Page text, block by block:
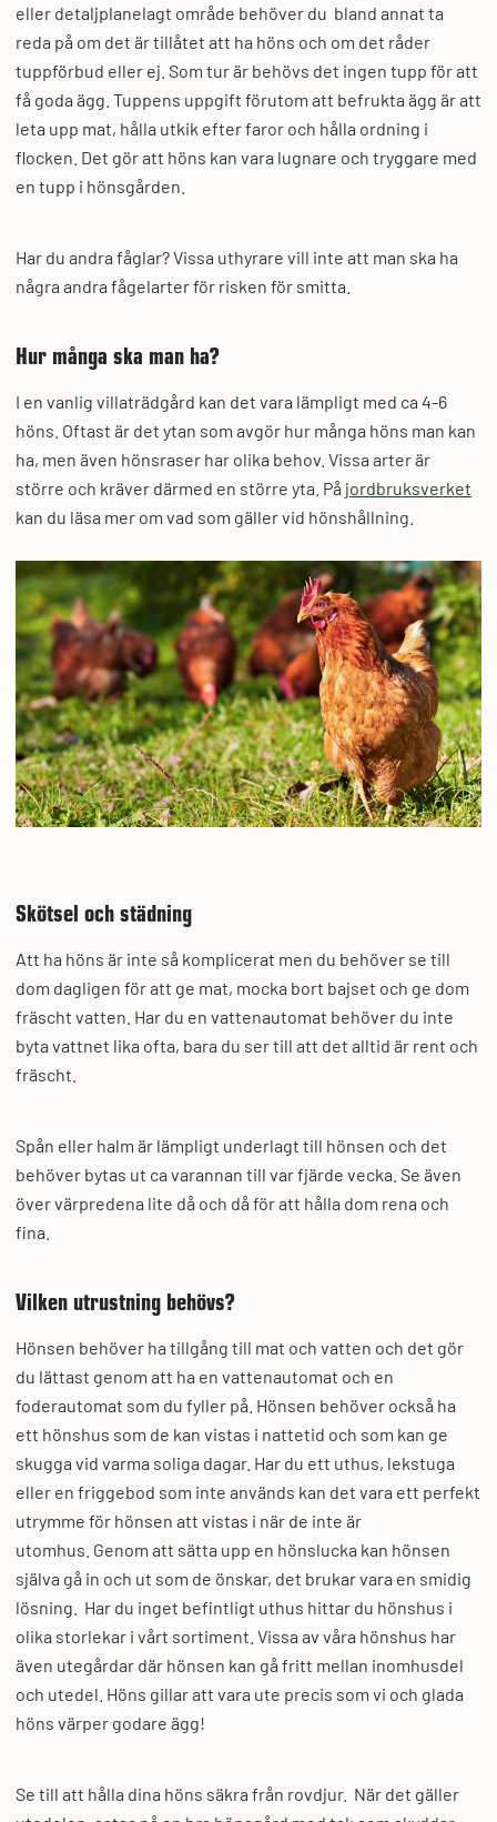
eller detaljplanelagt område behöver du bland annat ta
reda på om det är tillåtet att ha höns och om det råder
tuppförbud eller ej. Som tur är behövs det ingen tupp för att
få goda ägg. Tuppens uppgift förutom att befrukta ägg är att
leta upp mat, hålla utkik efter faror och hålla ordning i
flocken. Det gör att höns kan vara lugnare och tryggare med
en tupp i hönsgården.
Har du andra fåglar? Vissa uthyrare vill inte att man ska ha
några andra fågelarter för risken för smitta.
Hur många ska man ha?
I en vanlig villaträdgård kan det vara lämpligt med ca 4-6
höns. Oftast är det ytan som avgör hur många höns man kan
ha, men även hönsraser har olika behov. Vissa arter är
större och kräver därmed en större yta. På jordbruksverket
kan du läsa mer om vad som gäller vid hönshållning.
Skötsel och städning
Att ha höns är inte så komplicerat men du behöver se till
dom dagligen för att ge mat, mocka bort bajset och ge dom
fräscht vatten. Har du en vattenautomat behöver du inte
byta vattnet lika ofta, bara du ser till att det alltid är rent och
fräscht.
Spån eller halm är lämpligt underlagt till hönsen och det
behöver bytas ut ca varannan till var fjärde vecka. Se även
över värpredena lite då och då för att hålla dom rena och
fina.
Vilken utrustning behövs?
Hönsen behöver ha tillgång till mat och vatten och det gör
du lättast genom att ha en vattenautomat och en
foderautomat som du fyller på. Hönsen behöver också ha
ett hönshus som de kan vistas i nattetid och som kan ge
skugga vid varma soliga dagar. Har du ett uthus, lekstuga
eller en friggebod som inte används kan det vara ett perfekt
utrymme för hönsen att vistas i när de inte är
utomhus. Genom att sätta upp en hönslucka kan hönsen
själva gå in och ut som de önskar, det brukar vara en smidig
lösning. Har du inget befintligt uthus hittar du hönshus i
olika storlekar i vårt sortiment. Vissa av våra hönshus har
även utegårdar där hönsen kan gå fritt mellan inomhusdel
och utedel. Höns gillar att vara ute precis som vi och glada
höns värper godare ägg!
Se till att hålla dina höns säkra från rovdjur. När det gäller